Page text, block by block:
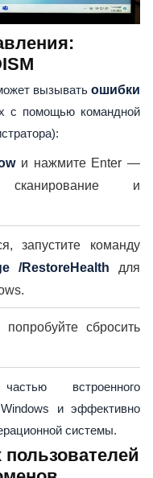
вызывать ошибки
с помощью командной
и нажмите Enter —
и
запустите команду
/RestoreHealth для
сбросить
встроенного
Windows и эффективно
системы.